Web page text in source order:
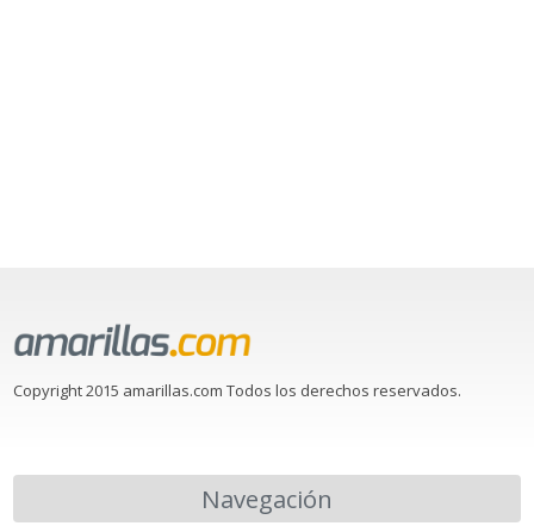
Copyright 2015 amarillas.com Todos los derechos reservados.
Navegación